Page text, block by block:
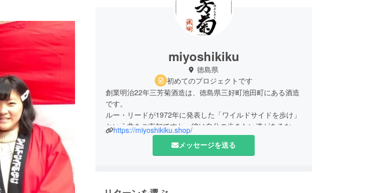
miyoshikiku
徳島県
初めてのプロジェクトです
創業明治22年三芳菊酒造は、徳島県三好町池田町にある酒造
です。
ルー・リードが1972年に発表した「ワイルドサイドを歩け」
という曲をご存知ですか。彼は自分の歩きたい道があるな
ら、危険を犯してでも、歩き続けることは楽しい..と言って
います。それはまさに、三芳菊の世界。日本酒の常識や古い
https://miyoshikiku.shop/
メッセージを送る